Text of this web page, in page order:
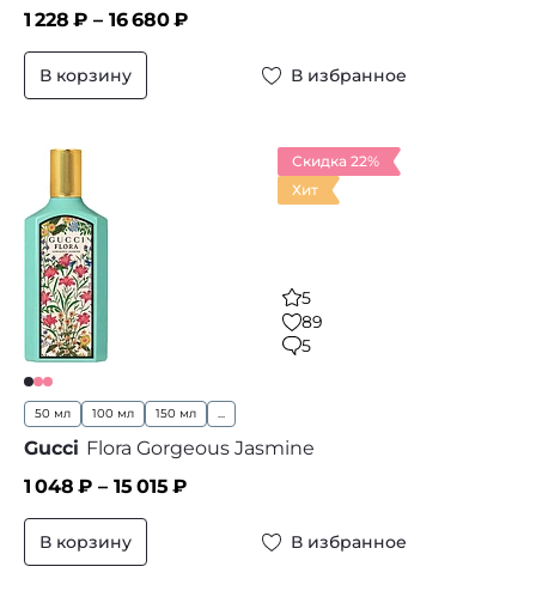
1 228 ₽ – 16 680₽
В корзину В избранное
Скидка 22%
Хит
5
89
5
50 мл 100 мл 150 мл ...
Gucci Flora Gorgeous Jasmine
1 048 ₽ – 15 015 ₽
В корзину В избранное